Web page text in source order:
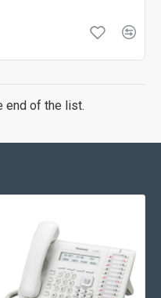
end of the list.